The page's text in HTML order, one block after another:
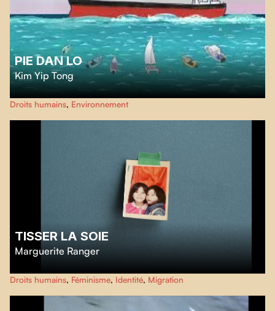
PIE DAN LO
Kim Yip Tong
Le 25 juillet 2020, le vraquier MV Wakashio s’échoue sur le récif de la côte
Est de l'île Maurice. Douze jours plus tard, le pétrole se déverse, provoquant
la pire catastrophe écologique jamais survenue dans la région.
Droits humains, Environnement
TISSER LA SOIE
Marguerite Ranger
Entre souvenirs et confessions,Tisser la soiesuit trois générations de
femmes vietnamiennes au Québec depuis 1975, explorant comment les
écarts culturels et temporels transforment leur identité.
Droits humains, Féminisme, Identité, Migration